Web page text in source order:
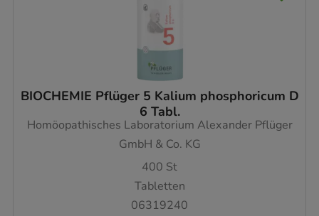
BIOCHEMIE Pflüger 5 Kalium phosphoricum D
6 Tabl.
Homöopathisches Laboratorium Alexander Pflüger
GmbH & Co. KG
400 St
Tabletten
06319240